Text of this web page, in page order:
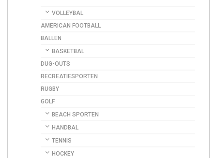
VOLLEYBAL
AMERICAN FOOTBALL
BALLEN
BASKETBAL
DUG-OUTS
RECREATIESPORTEN
RUGBY
GOLF
BEACH SPORTEN
HANDBAL
TENNIS
HOCKEY